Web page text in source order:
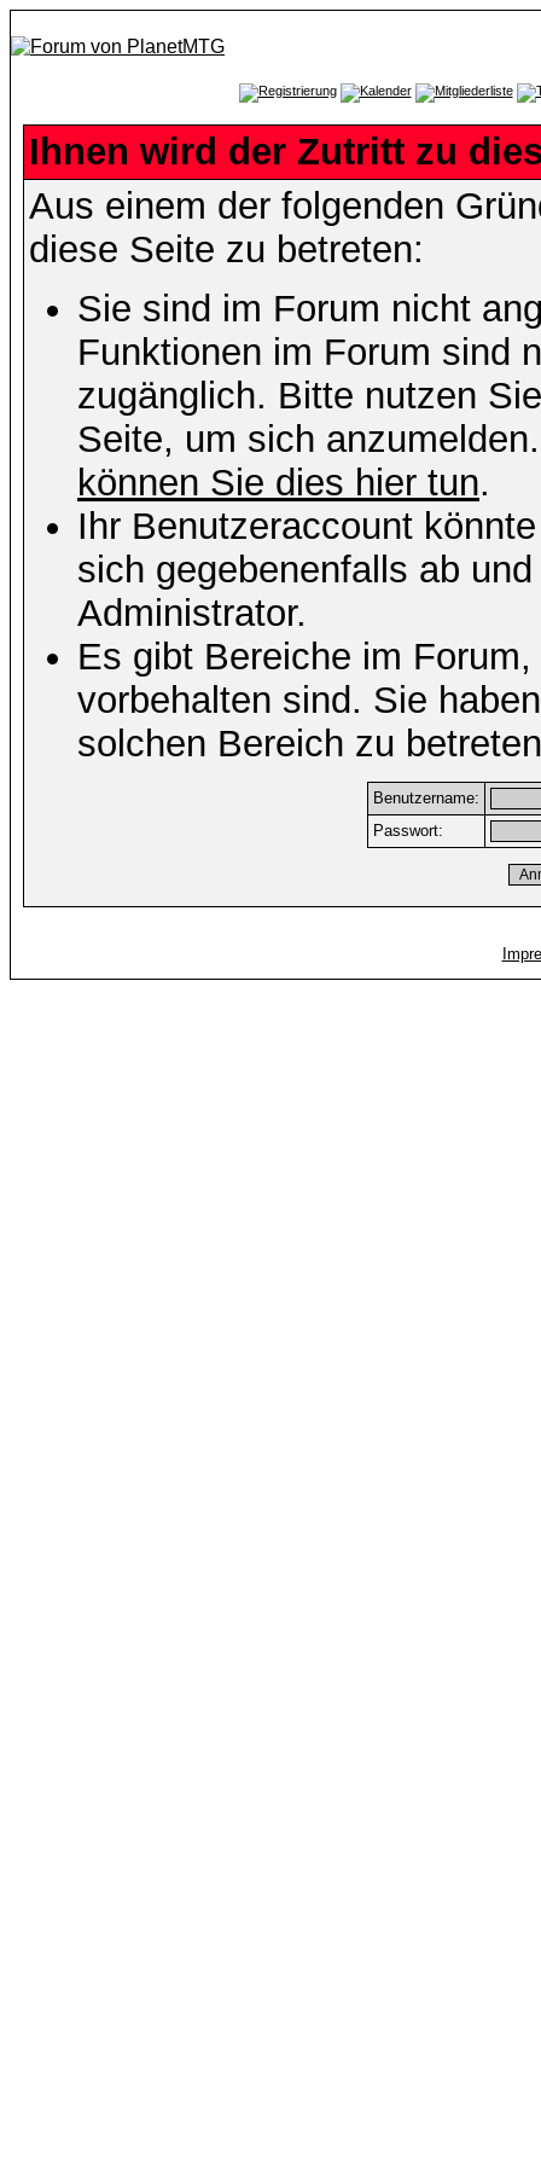
Ihnen wird der Zutritt zu
Aus einem der folgenden
diese Seite zu betreten:
Sie sind im Forum nicht
Funktionen im Forum sind
zugänglich. Bitte nutzen
Seite, um sich
können Sie dies hier tun.
Ihr Benutzeraccount
sich gegebenenfalls ab
Administrator.
Es gibt Bereiche im
vorbehalten sind. Sie
solchen Bereich zu
Benutzername:
Passwort: